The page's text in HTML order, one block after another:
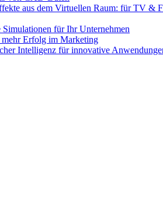
aus dem Virtuellen Raum: für TV &
für Ihr Unternehmen
Erfolg im Marketing
Intelligenz für innovative